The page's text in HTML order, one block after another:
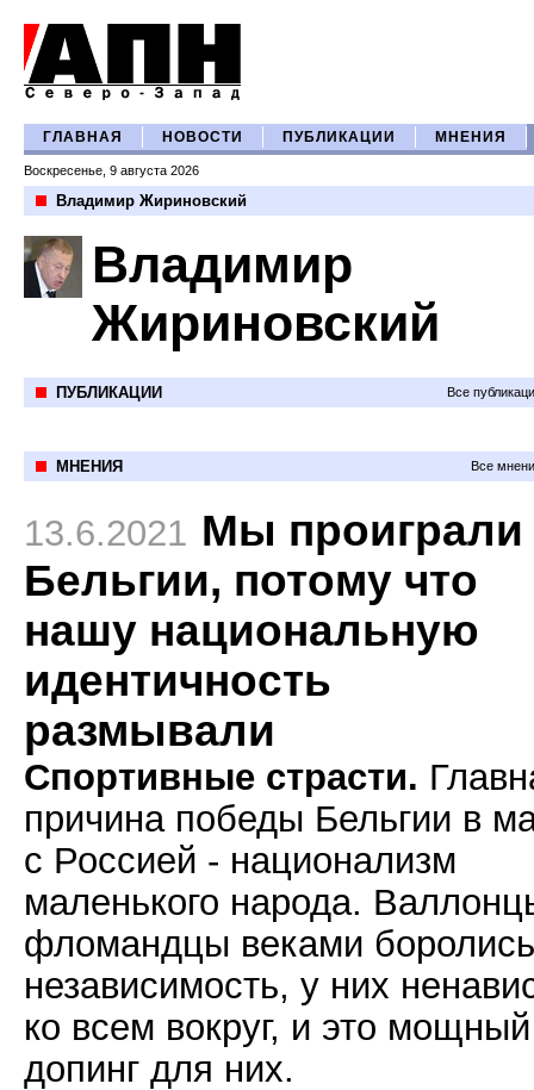
ГЛАВНАЯ НОВОСТИ ПУБЛИКАЦИИ МНЕНИЯ
Воскресенье, 9 августа 2026
Владимир Жириновский
Владимир
Жириновский
ПУБЛИКАЦИИ Все
МНЕНИЯ Все
13.6.2021 Мы проиграли
Бельгии, потому что
нашу национальную
идентичность
размывали
Спортивные страсти.
причина победы Бельгии в
с Россией - национализм
маленького народа.
фломандцы веками
независимость, у них
ко всем вокруг, и это мощный
допинг для них.